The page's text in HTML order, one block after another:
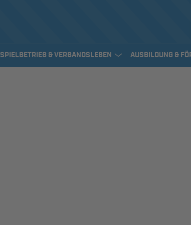
SPIELBETRIEB & VERBANDSLEBEN AUSBILDUNG &